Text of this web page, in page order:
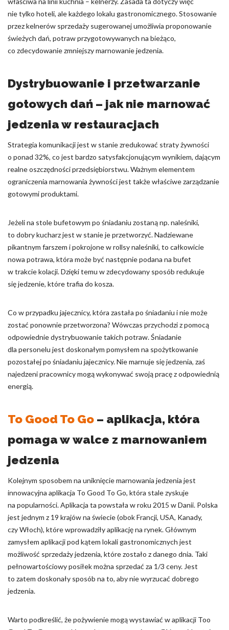
nie tylko hoteli, ale każdego lokalu gastronomicznego. Stosowanie
przez kelnerów sprzedaży sugerowanej umożliwia proponowanie
świeżych dań, potraw przygotowywanych na bieżąco,
co zdecydowanie zmniejszy marnowanie jedzenia.
Dystrybuowanie i przetwarzanie
gotowych dań – jak nie marnować
jedzenia w restauracjach
Strategia komunikacji jest w stanie zredukować straty żywności
o ponad 32%, co jest bardzo satysfakcjonującym wynikiem, dającym
realne oszczędności przedsiębiorstwu. Ważnym elementem
ograniczenia marnowania żywności jest także właściwe zarządzanie
gotowymi produktami.
Jeżeli na stole bufetowym po śniadaniu zostaną np. naleśniki,
to dobry kucharz jest w stanie je przetworzyć. Nadziewane
pikantnym farszem i pokrojone w rollsy naleśniki, to całkowicie
nowa potrawa, która może być następnie podana na bufet
w trakcie kolacji. Dzięki temu w zdecydowany sposób redukuje
się jedzenie, które trafia do kosza.
Co w przypadku jajecznicy, która zastała po śniadaniu i nie może
zostać ponownie przetworzona? Wówczas przychodzi z pomocą
odpowiednie dystrybuowanie takich potraw. Śniadanie
dla personelu jest doskonałym pomysłem na spożytkowanie
pozostałej po śniadaniu jajecznicy. Nie marnuje się jedzenia, zaś
najedzeni pracownicy mogą wykonywać swoją pracę z odpowiednią
energią.
To Good To Go – aplikacja, która
pomaga w walce z marnowaniem
jedzenia
Kolejnym sposobem na uniknięcie marnowania jedzenia jest
innowacyjna aplikacja To Good To Go, która stale zyskuje
na popularności. Aplikacja ta powstała w roku 2015 w Danii. Polska
jest jednym z 19 krajów na świecie (obok Francji, USA, Kanady,
czy Włoch), które wprowadziły aplikację na rynek. Głównym
zamysłem aplikacji pod kątem lokali gastronomicznych jest
możliwość sprzedaży jedzenia, które zostało z danego dnia. Taki
pełnowartościowy posiłek można sprzedać za 1/3 ceny. Jest
to zatem doskonały sposób na to, aby nie wyrzucać dobrego
jedzenia.
Warto podkreślić, że pożywienie mogą wystawiać w aplikacji Too